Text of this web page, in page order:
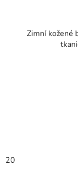
Zimní kožené
20